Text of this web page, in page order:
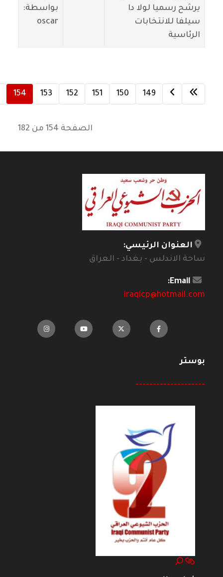
يرشح رسميا لولا دا
سيلفا للانتخابات
الرئاسية
بواسطة:
oscar
149
150
151
152
153
154
الصفحة 154 من 182
العنوان الرئيسي:
ساحة الاندلس - بغداد - العراق
Email:
iraqicp@hotmail.com
بوستر
--------------------